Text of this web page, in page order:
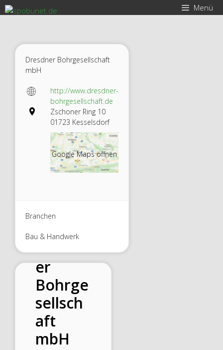
Zum
Inhalt
Menü
Dresdner Bohrgesellschaft
mbH
http://www.dresdner-
bohrgesellschaft.de
Zschoner Ring 10
01723 Kesselsdorf
Google Maps öffnen
Branchen
Bau & Handwerk
Dresdn
er
Bohrge
sellsch
aft
mbH